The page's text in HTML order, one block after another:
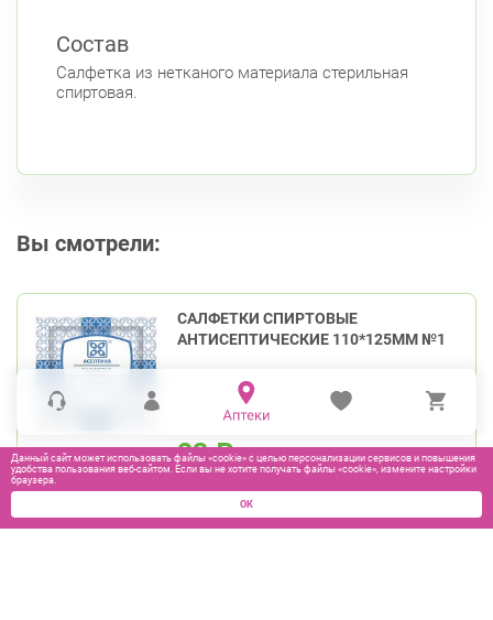
Состав
Салфетка из нетканого материала стерильная
спиртовая.
Вы смотрели:
САЛФЕТКИ СПИРТОВЫЕ
АНТИСЕПТИЧЕСКИЕ 110*125ММ №1
23₽
Данный сайт может использовать файлы «cookie» с целью персонализации сервисов и повышения
удобства пользования веб-сайтом. Если вы не хотите получать файлы «cookie», измените настройки
браузера.
ОК